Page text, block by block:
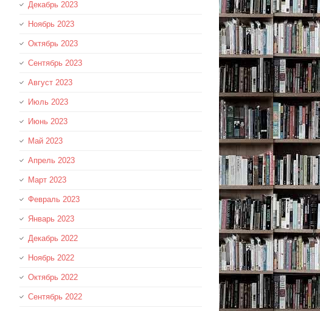
Декабрь 2023
Ноябрь 2023
Октябрь 2023
Сентябрь 2023
Август 2023
Июль 2023
Июнь 2023
Май 2023
Апрель 2023
Март 2023
Февраль 2023
Январь 2023
Декабрь 2022
Ноябрь 2022
Октябрь 2022
Сентябрь 2022